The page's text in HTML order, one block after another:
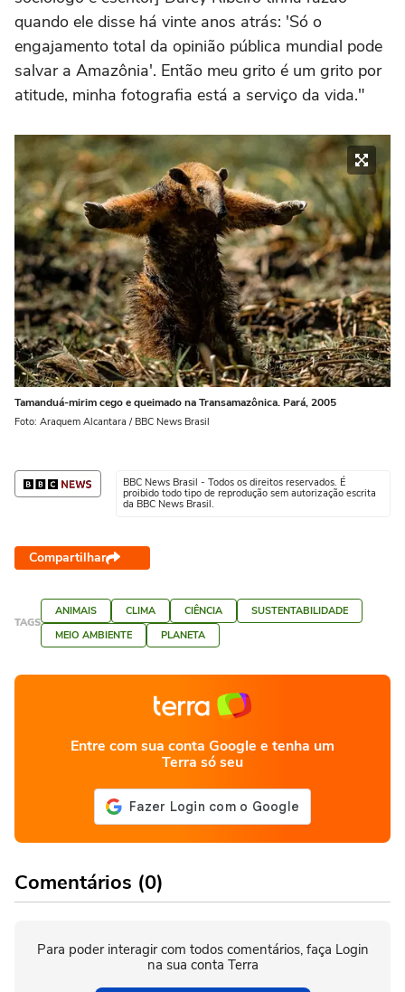
quando ele disse há vinte anos atrás: 'Só o
engajamento total da opinião pública mundial pode
salvar a Amazônia'. Então meu grito é um grito por
atitude, minha fotografia está a serviço da vida."
Tamanduá-mirim cego e queimado na Transamazônica. Pará, 2005
Foto: Araquem Alcantara / BBC News Brasil
BBC News Brasil - Todos os direitos reservados. É
proibido todo tipo de reprodução sem autorização escrita
da BBC News Brasil.
Compartilhar
TAGS
ANIMAIS CLIMA CIÊNCIA
SUSTENTABILIDADE
MEIO AMBIENTE
PLANETA
Entre com sua conta Google e tenha um
Terra só seu
Comentários (0)
Para poder interagir com todos comentários, faça Login
na sua conta Terra